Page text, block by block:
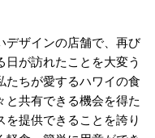
デザインの店舗で、再び
が訪れたことを大変う
たちが愛するハワイの食
と共有できる機会を得た
を提供できることを誇り